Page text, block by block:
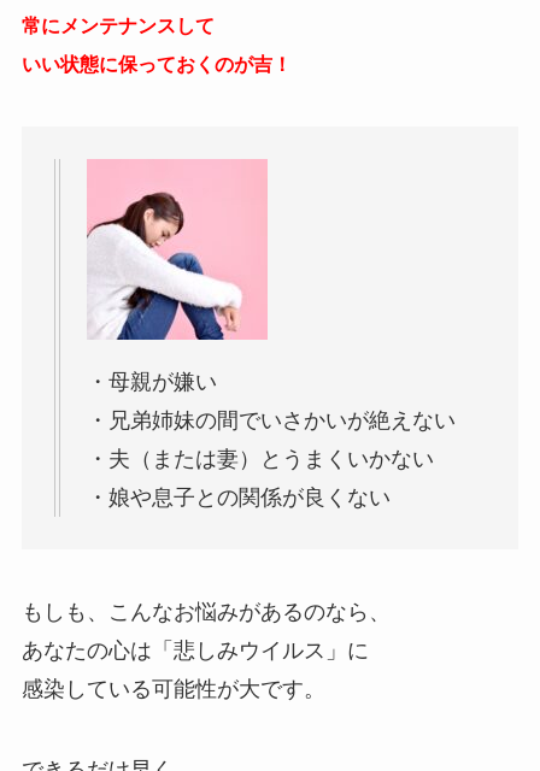
常にメンテナンスして
いい状態に保っておくのが吉！
・母親が嫌い
・兄弟姉妹の間でいさかいが絶えない
・夫（または妻）とうまくいかない
・娘や息子との関係が良くない
もしも、こんなお悩みがあるのなら、
あなたの心は「悲しみウイルス」に
感染している可能性が大です。